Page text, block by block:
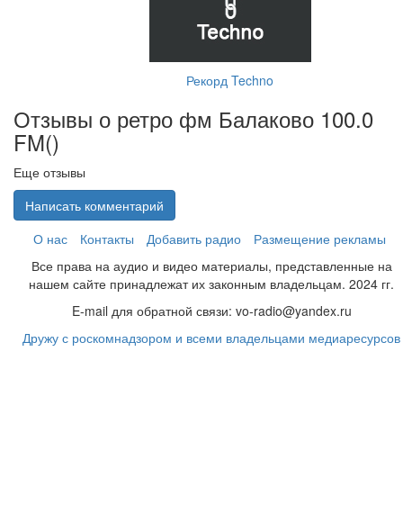
Рекорд Techno
Отзывы о ретро фм Балаково 100.0
FM()
Еще отзывы
Написать комментарий
О нас
Контакты Добавить радио
Размещение рекламы
Все права на аудио и видео материалы, представленные на
нашем сайте принадлежат их законным владельцам. 2024 гг.
E-mail для обратной связи: vo-radio@yandex.ru
Дружу с роскомнадзором и всеми владельцами медиаресурсов